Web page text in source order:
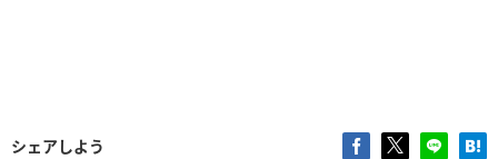
シェアしよう